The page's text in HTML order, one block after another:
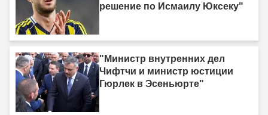
решение по Исмаилу Юксеку"
"Министр внутренних дел
Чифтчи и министр юстиции
Гюрлек в Эсеньюрте"